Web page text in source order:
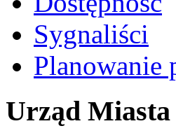
Sygnaliści
Planowanie
Urząd